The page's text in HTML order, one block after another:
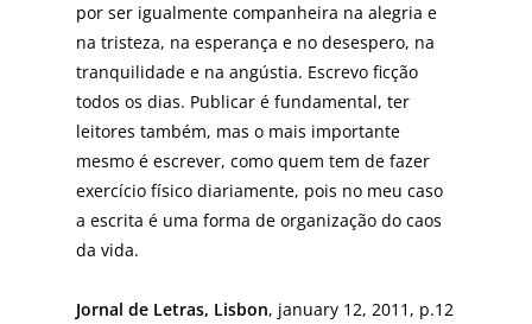
por ser igualmente companheira na alegria e
na tristeza, na esperança e no desespero, na
tranquilidade e na angústia. Escrevo ficção
todos os dias. Publicar é fundamental, ter
leitores também, mas o mais importante
mesmo é escrever, como quem tem de fazer
exercício físico diariamente, pois no meu caso
a escrita é uma forma de organização do caos
da vida.
Jornal de Letras, Lisbon, january 12, 2011, p.12